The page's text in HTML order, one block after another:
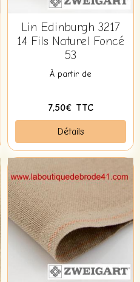
Lin Edinburgh 3217
14 Fils Naturel Foncé
53
À partir de
7,50€ TTC
Détails